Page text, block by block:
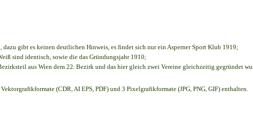
dazu gibt es keinen deutlichen Hinweis, es findet sich nur ein Asperner Sport Klub 1919;
sind identisch, sowie die das Gründungsjahr 1910;
aus Wien dem 22. Bezirk und das hier gleich zwei Vereine gleichzeitig gegründet
(CDR, AI EPS, PDF) und 3 Pixelgrafikformate (JPG, PNG, GIF) enthalten.